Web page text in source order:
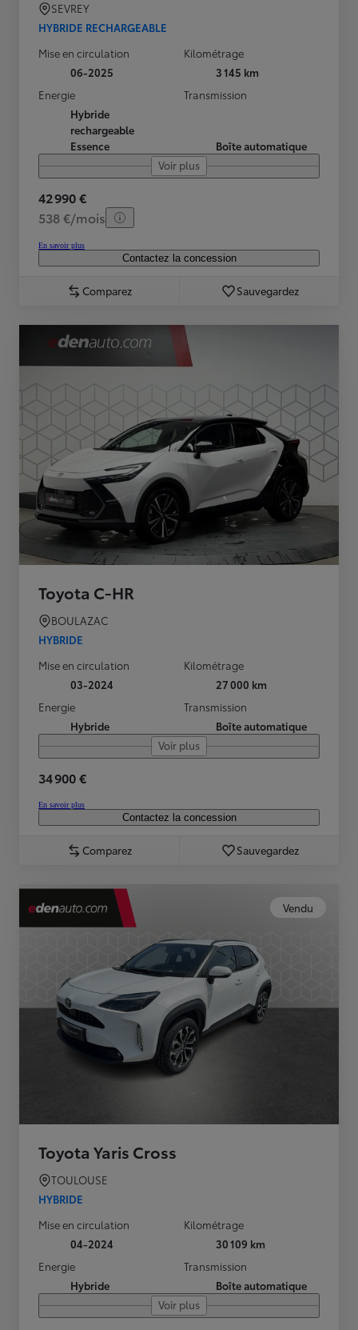
SEVREY
HYBRIDE RECHARGEABLE
Mise en circulation
06-2025
Kilométrage
3 145 km
Energie
Hybride
rechargeable
Essence
Transmission
Boîte automatique
Voir plus
42 990 €
538 €/mois
En savoir plus
Contactez la concession
Comparez Sauvegardez
Toyota C-HR
BOULAZAC
HYBRIDE
Mise en circulation
03-2024
Kilométrage
27 000 km
Energie
Hybride
Transmission
Boîte automatique
Voir plus
34 900 €
En savoir plus
Contactez la concession
Comparez Sauvegardez
Vendu
Toyota Yaris Cross
TOULOUSE
HYBRIDE
Mise en circulation
04-2024
Kilométrage
30 109 km
Energie
Hybride
Transmission
Boîte automatique
Voir plus